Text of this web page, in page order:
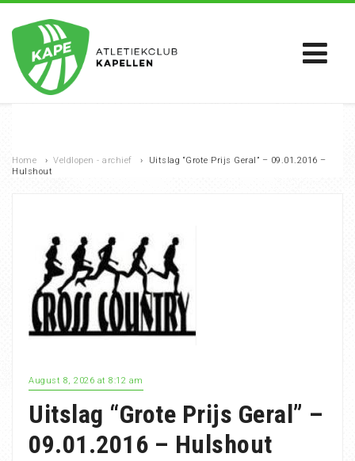
Home › Veldlopen - archief ›
Uitslag “Grote Prijs Geral” – 09.01.2016 –
Hulshout
August 8, 2026 at 8:12 am
Uitslag “Grote Prijs Geral” –
09.01.2016 – Hulshout